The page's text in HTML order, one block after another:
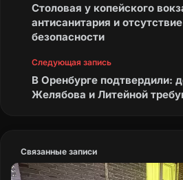
Столовая у копейского
антисанитария и
безопасности
Следующая запись
В Оренбурге подтвердили:
Желябова и Литейной
Связанные записи